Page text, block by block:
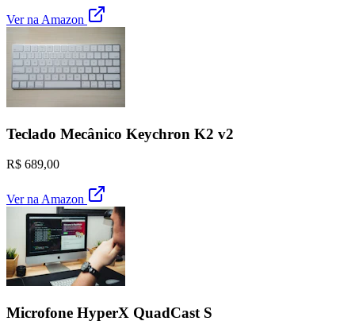
Ver na Amazon
Teclado Mecânico Keychron K2 v2
R$ 689,00
Ver na Amazon
Microfone HyperX QuadCast S